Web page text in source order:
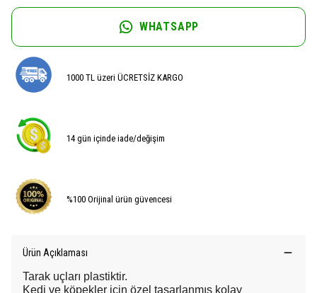
WHATSAPP
1000 TL üzeri ÜCRETSİZ KARGO
14 gün içinde iade/değişim
%100 Orijinal ürün güvencesi
Ürün Açıklaması
Tarak uçları plastiktir.
Kedi ve köpekler için özel tasarlanmış kolay